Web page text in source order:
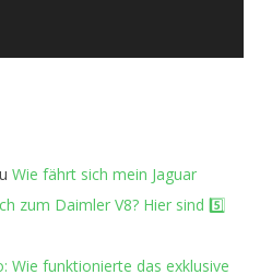
Wie fährt sich mein Jaguar
zum Daimler V8? Hier sind 5️⃣
Wie funktionierte das exklusive